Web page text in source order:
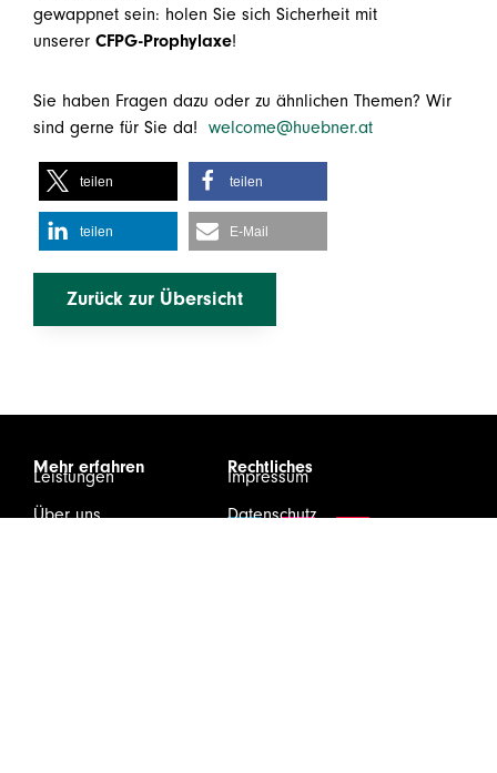
gewappnet sein: holen Sie sich Sicherheit mit
unserer CFPG-Prophylaxe!
Sie haben Fragen dazu oder zu ähnlichen Themen? Wir
sind gerne für Sie da! welcome@huebner.at
teilen teilen
teilen E-Mail
Zurück zur Übersicht
Mehr erfahren
Leistungen
Über uns
Rechtliches
Impressum
Datenschutz